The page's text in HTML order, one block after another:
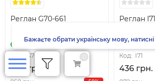
Реглан G70-661
In stock
G70-661
479 грн.
Реглан I71
In stock
Код: I71
436 грн.
Бажаєте обрати українську мову, натисні